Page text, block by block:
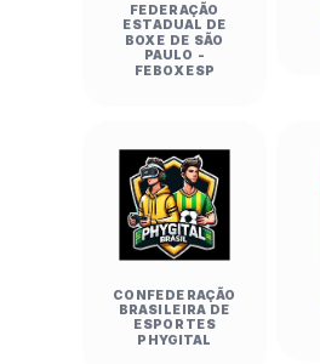
FEDERAÇÃO
ESTADUAL DE
BOXE DE SÃO
PAULO -
FEBOXESP
CONFEDERAÇÃO
BRASILEIRA DE
ESPORTES
PHYGITAL